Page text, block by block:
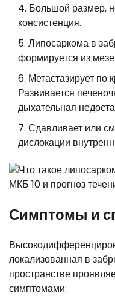
Большой размер,
консистенция.
Липосаркома в
формируется из
Метастазирует по
Развивается
дыхательная
Сдавливает или
дислокации
Симптомы и
локализованная в
пространстве
симптомами: